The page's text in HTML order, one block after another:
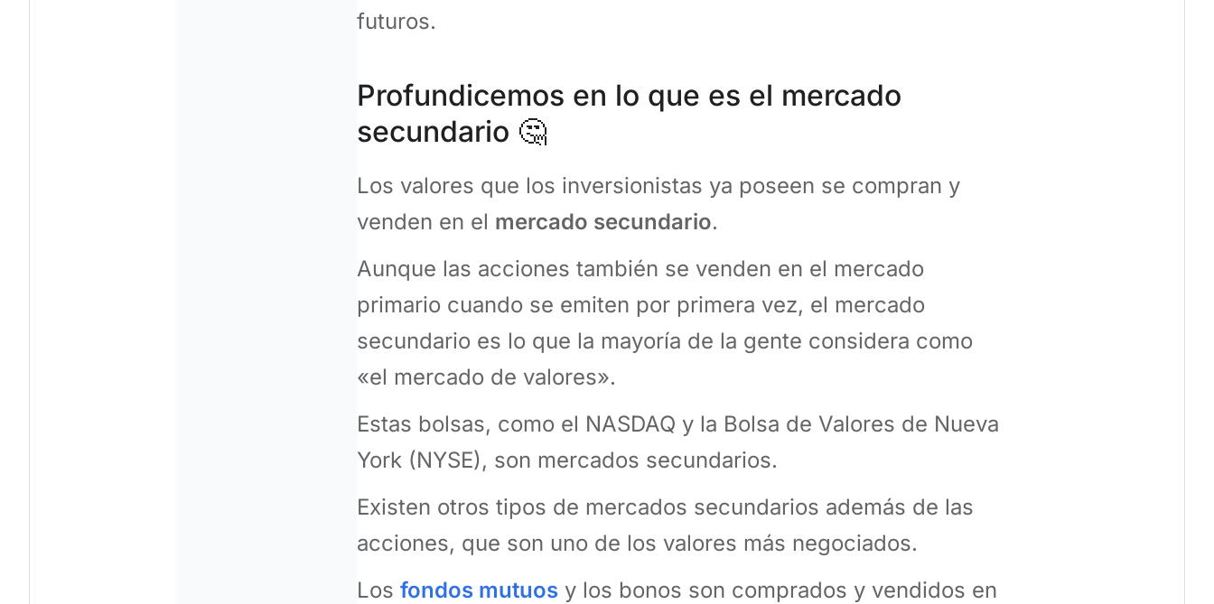
futuros.
Profundicemos en lo que es el mercado
secundario 🤔
Los valores que los inversionistas ya poseen se compran y
venden en el mercado secundario.
Aunque las acciones también se venden en el mercado
primario cuando se emiten por primera vez, el mercado
secundario es lo que la mayoría de la gente considera como
«el mercado de valores».
Estas bolsas, como el NASDAQ y la Bolsa de Valores de Nueva
York (NYSE), son mercados secundarios.
Existen otros tipos de mercados secundarios además de las
acciones, que son uno de los valores más negociados.
Los fondos mutuos y los bonos son comprados y vendidos en